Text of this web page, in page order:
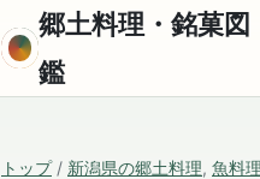
郷土料理・銘菓図
鑑
トップ/ 新潟県の郷土料理, 魚料理